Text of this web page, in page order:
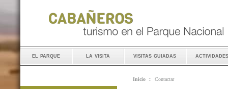
el parque la visita visitas guiadas actividades
Inicio :: Contactar